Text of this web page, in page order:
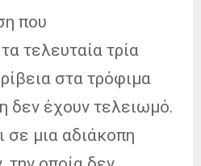
που
τελευταία τρία
στα τρόφιμα
δεν έχουν τελειωμό.
σε μια αδιάκοπη